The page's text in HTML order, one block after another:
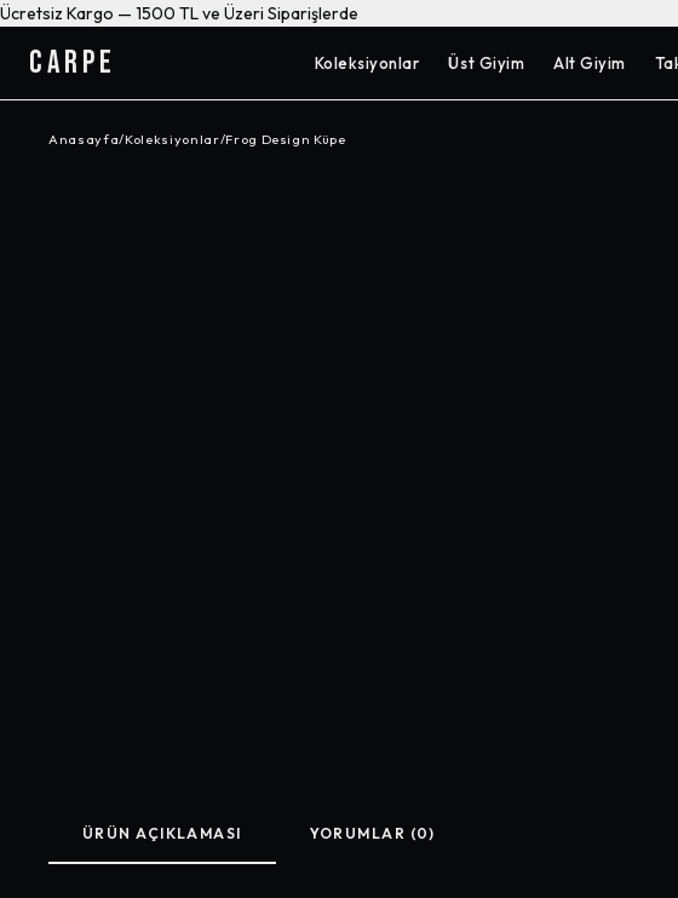
Ücretsiz Kargo — 1500 TL ve Üzeri Siparişlerde
CARPE Koleksiyonlar Üst Giyim Alt Giyim
Anasayfa/Koleksiyonlar/Frog Design Küpe
ÜRÜN AÇIKLAMASI YORUMLAR (0)